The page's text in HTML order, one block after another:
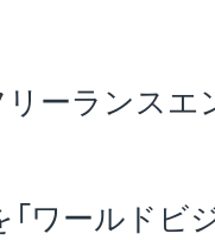
ーランス
ワールドビ